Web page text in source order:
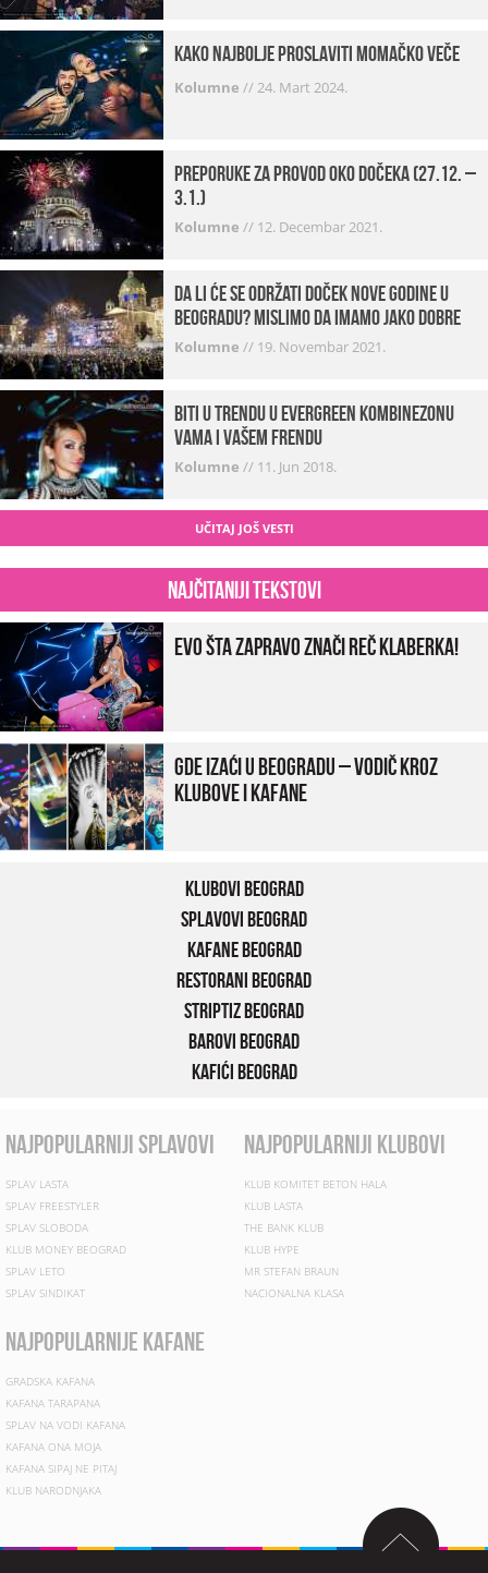
Kako najbolje proslaviti momačko veče
Kolumne //24. Mart 2024.
Preporuke za provod oko dočeka (27.12. –
3.1.)
Kolumne // 12. Decembar 2021.
Da li će se održati doček Nove godine u
Beogradu? Mislimo da imamo jako DOBRE
VESTI!
Kolumne // 19. Novembar 2021.
Biti u trendu u Evergreen kombinezonu
vama i vašem frendu
Kolumne // 11. Jun 2018.
UČITAJ JOŠ VESTI
Najčitaniji tekstovi
Evo šta zapravo znači reč klaberka!
Gde izaći u Beogradu – vodič kroz
klubove i kafane
Klubovi Beograd
Splavovi Beograd
Kafane Beograd
Restorani Beograd
Striptiz Beograd
Barovi Beograd
Kafići Beograd
najpopularniji splavovi
SPLAV LASTA
SPLAV FREESTYLER
SPLAV SLOBODA
KLUB MONEY BEOGRAD
SPLAV LETO
SPLAV SINDIKAT
najpopularniji klubovi
KLUB KOMITET BETON HALA
KLUB LASTA
THE BANK KLUB
KLUB HYPE
MR STEFAN BRAUN
NACIONALNA KLASA
najpopularnije kafane
GRADSKA KAFANA
KAFANA TARAPANA
SPLAV NA VODI KAFANA
KAFANA ONA MOJA
KAFANA SIPAJ NE PITAJ
KLUB NARODNJAKA